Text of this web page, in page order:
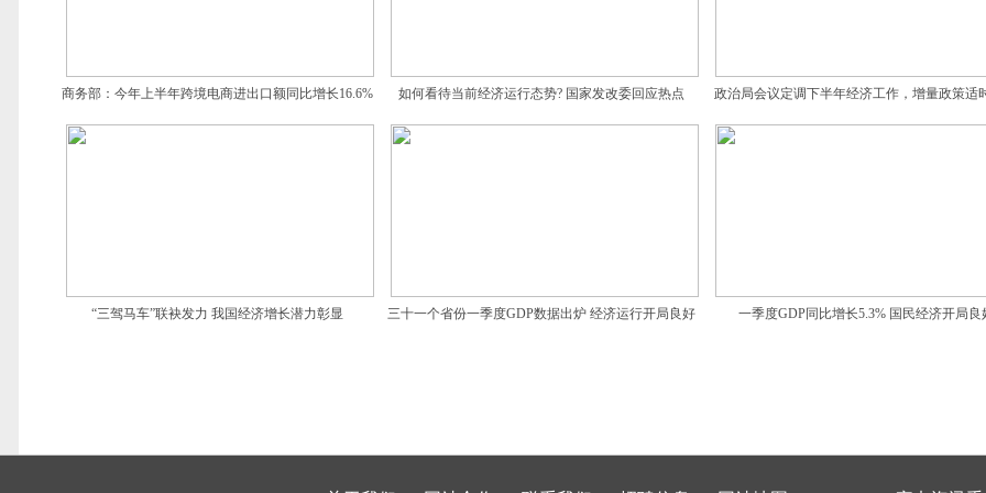
商务部：今年上半年跨境电商进出口额同比增长16.6% 如何看待当前经济运行态势? 国家发改委回应热点 政治局会议定调下半年经济工作，增量政策适
“三驾马车”联袂发力 我国经济增长潜力彰显 三十一个省份一季度GDP数据出炉 经济运行开局良好 一季度GDP同比增长5.3% 国民经济开局良